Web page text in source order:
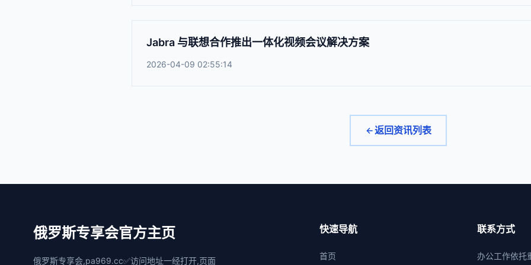
Jabra 与联想合作推出一体化视频会议解决方案
2026-04-09 02:55:14
返回资讯列表
俄罗斯专享会官方主页
俄罗斯专享会,pa969.cc✅访问地址一经打开,页面
快速导航
首页
联系方式
办公工作依托